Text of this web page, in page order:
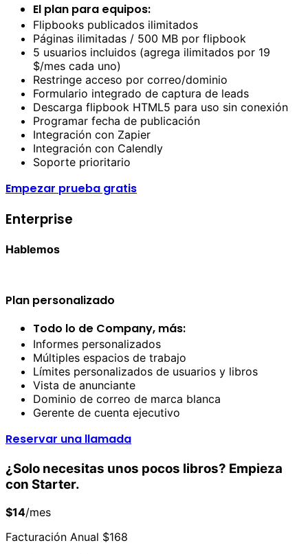
El plan para equipos:
Flipbooks publicados ilimitados
Páginas ilimitadas / 500 MB por flipbook
5 usuarios incluidos (agrega ilimitados por 19
$/mes cada uno)
Restringe acceso por correo/dominio
Formulario integrado de captura de leads
Descarga flipbook HTML5 para uso sin conexión
Programar fecha de publicación
Integración con Zapier
Integración con Calendly
Soporte prioritario
Empezar prueba gratis
Enterprise
Hablemos
Plan personalizado
Todo lo de Company, más:
Informes personalizados
Múltiples espacios de trabajo
Límites personalizados de usuarios y libros
Vista de anunciante
Dominio de correo de marca blanca
Gerente de cuenta ejecutivo
Reservar una llamada
¿Solo necesitas unos pocos libros? Empieza
con Starter.
$14/mes
Facturación Anual $168